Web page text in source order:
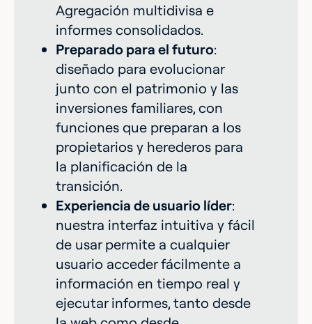
Agregación multidivisa e
informes consolidados.
Preparado para el futuro:
diseñado para evolucionar
junto con el patrimonio y las
inversiones familiares, con
funciones que preparan a los
propietarios y herederos para
la planificación de la
transición.
Experiencia de usuario líder:
nuestra interfaz intuitiva y fácil
de usar permite a cualquier
usuario acceder fácilmente a
información en tiempo real y
ejecutar informes, tanto desde